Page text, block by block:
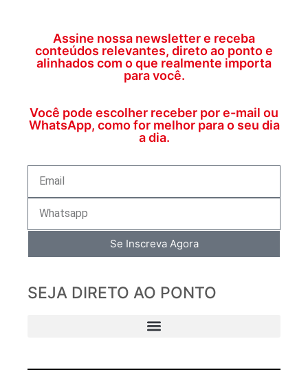
Assine nossa newsletter e receba
conteúdos relevantes, direto ao ponto e
alinhados com o que realmente importa
para você.
Você pode escolher receber por e-mail ou
WhatsApp, como for melhor para o seu dia
a dia.
Se Inscreva Agora
SEJA DIRETO AO PONTO